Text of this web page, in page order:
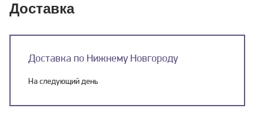
Доставка
Доставка по Нижнему Новгороду
На следующий день